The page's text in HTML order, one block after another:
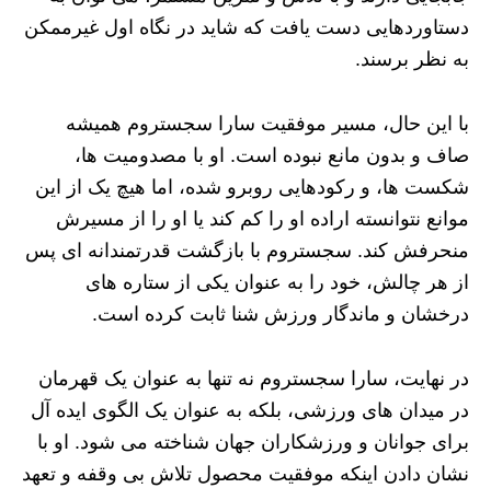
دستاوردهایی دست یافت که شاید در نگاه اول غیرممکن
به نظر برسند.
با این حال، مسیر موفقیت سارا سجستروم همیشه
صاف و بدون مانع نبوده است. او با مصدومیت‌ ها،
شکست‌ ها، و رکودهایی روبرو شده، اما هیچ‌ یک از این
موانع نتوانسته اراده‌ او را کم کند یا او را از مسیرش
منحرفش کند. سجستروم با بازگشت قدرتمندانه‌ ای پس
از هر چالش، خود را به عنوان یکی از ستاره‌ های
درخشان و ماندگار ورزش شنا ثابت کرده است.
در نهایت، سارا سجستروم نه تنها به عنوان یک قهرمان
در میدان‌ های ورزشی، بلکه به عنوان یک الگوی ایده‌ آل
برای جوانان و ورزشکاران جهان شناخته می‌ شود. او با
نشان دادن اینکه موفقیت محصول تلاش بی‌ وقفه و تعهد